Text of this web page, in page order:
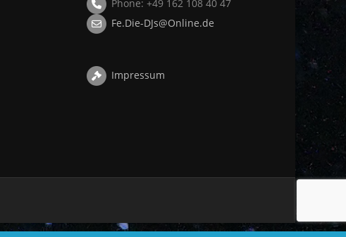
Phone: +49 162 108 40 47
Fe.Die-DJs@Online.de
Impressum